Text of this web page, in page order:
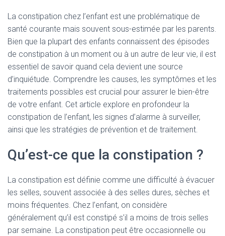
La constipation chez l’enfant est une problématique de
santé courante mais souvent sous-estimée par les parents.
Bien que la plupart des enfants connaissent des épisodes
de constipation à un moment ou à un autre de leur vie, il est
essentiel de savoir quand cela devient une source
d’inquiétude. Comprendre les causes, les symptômes et les
traitements possibles est crucial pour assurer le bien-être
de votre enfant. Cet article explore en profondeur la
constipation de l’enfant, les signes d’alarme à surveiller,
ainsi que les stratégies de prévention et de traitement.
Qu’est-ce que la constipation ?
La constipation est définie comme une difficulté à évacuer
les selles, souvent associée à des selles dures, sèches et
moins fréquentes. Chez l’enfant, on considère
généralement qu’il est constipé s’il a moins de trois selles
par semaine. La constipation peut être occasionnelle ou